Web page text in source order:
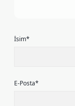
İsim*
E-Posta*